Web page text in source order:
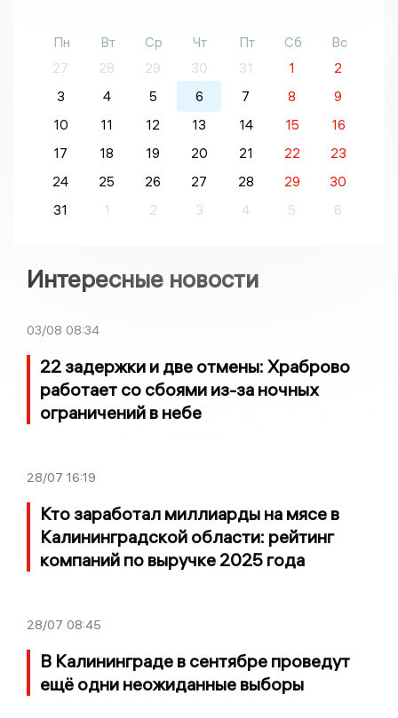
Пн Вт Ср Чт Пт Сб
Вс
27
28 29 30 31 1
2
3
4 5 6 7 8
9
10
11 12 13 14 15
16
17
18 19 20 21 22
23
24
25 26 27 28 29
30
31
1 2 3 4 5 6
Интересные новости
03/08 08:34
22 задержки и две отмены: Храброво
работает со сбоями из-за ночных
ограничений в небе
28/07 16:19
Кто заработал миллиарды на мясе в
Калининградской области: рейтинг
компаний по выручке 2025 года
28/07 08:45
В Калининграде в сентябре проведут
ещё одни неожиданные выборы